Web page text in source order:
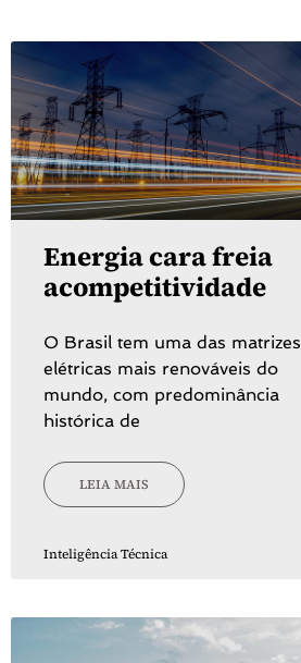
Energia cara freia
acompetitividade
O Brasil tem uma das matrizes
elétricas mais renováveis do
mundo, com predominância
histórica de
LEIA MAIS
Inteligência Técnica